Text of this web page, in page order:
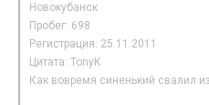
Новокубанск
Пробег: 698
Регистрация: 25.11.2011
Цитата: TonyK
Как вовремя синенький свалил